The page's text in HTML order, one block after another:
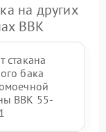
на других
BBK
стакана
бака
BBK 55-